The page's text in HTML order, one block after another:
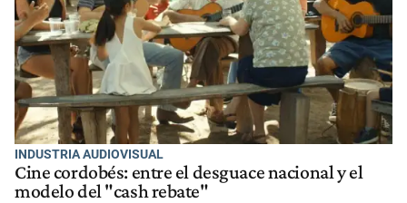
INDUSTRIA AUDIOVISUAL
Cine cordobés: entre el desguace nacional y el
modelo del "cash rebate"